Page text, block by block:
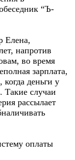
“Ъ-
Елена,
напротив
во время
зарплата,
деньги у
Такие случаи
рассылает
оплаты